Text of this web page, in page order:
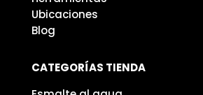
Ubicaciones
Blog
CATEGORÍAS TIENDA